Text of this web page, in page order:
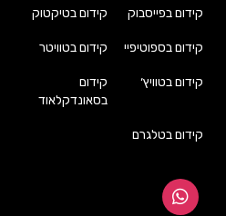
קידום בפייסבוק קידום בטיקטוק
קידום בספוטיפיי קידום בטוויטר
קידום בטוויץ׳
קידום
בסאונדקלאוד
קידום בטלגרם